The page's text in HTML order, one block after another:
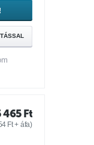
465 Ft
Ft+ áfa)